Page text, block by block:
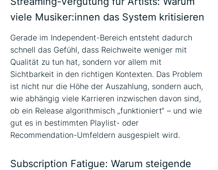
viele Musiker:innen das System kritisieren
Gerade im Independent-Bereich entsteht dadurch
schnell das Gefühl, dass Reichweite weniger mit
Qualität zu tun hat, sondern vor allem mit
Sichtbarkeit in den richtigen Kontexten. Das Problem
ist nicht nur die Höhe der Auszahlung, sondern auch,
wie abhängig viele Karrieren inzwischen davon sind,
ob ein Release algorithmisch „funktioniert“ – und wie
gut es in bestimmten Playlist- oder
Recommendation-Umfeldern ausgespielt wird.
Subscription Fatigue: Warum steigende